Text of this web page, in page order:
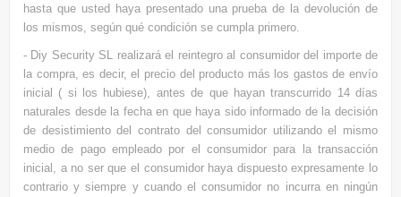
hasta que usted haya presentado una prueba de la devolución de
los mismos, según qué condición se cumpla primero.
- Diy Security SL realizará el reintegro al consumidor del importe de
la compra, es decir, el precio del producto más los gastos de envío
inicial ( si los hubiese), antes de que hayan transcurrido 14 días
naturales desde la fecha en que haya sido informado de la decisión
de desistimiento del contrato del consumidor utilizando el mismo
medio de pago empleado por el consumidor para la transacción
inicial, a no ser que el consumidor haya dispuesto expresamente lo
contrario y siempre y cuando el consumidor no incurra en ningún